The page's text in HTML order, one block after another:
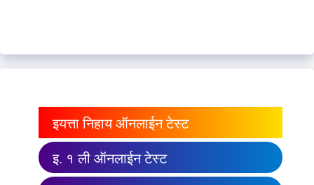
इयत्ता निहाय ऑनलाईन टेस्ट
इ. १ ली ऑनलाईन टेस्ट